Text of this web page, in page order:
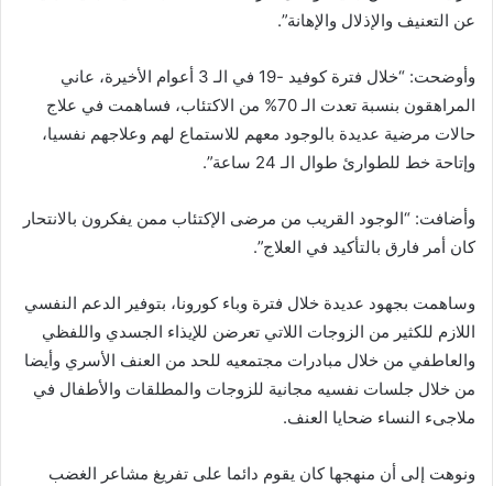
عن التعنيف والإذلال والإهانة”.
وأوضحت: “خلال فترة كوفيد -19 في الـ 3 أعوام الأخيرة، عاني
المراهقون بنسبة تعدت الـ 70% من الاكتئاب، فساهمت في علاج
حالات مرضية عديدة بالوجود معهم للاستماع لهم وعلاجهم نفسيا،
وإتاحة خط للطوارئ طوال الـ 24 ساعة”.
وأضافت: “الوجود القريب من مرضى الإكتئاب ممن يفكرون بالانتحار
كان أمر فارق بالتأكيد في العلاج”.
وساهمت بجهود عديدة خلال فترة وباء كورونا، بتوفير الدعم النفسي
اللازم للكثير من الزوجات اللاتي تعرضن للإيذاء الجسدي واللفظي
والعاطفي من خلال مبادرات مجتمعيه للحد من العنف الأسري وأيضا
من خلال جلسات نفسيه مجانية للزوجات والمطلقات والأطفال في
ملاجىء النساء ضحايا العنف.
ونوهت إلى أن منهجها كان يقوم دائما على تفريغ مشاعر الغضب